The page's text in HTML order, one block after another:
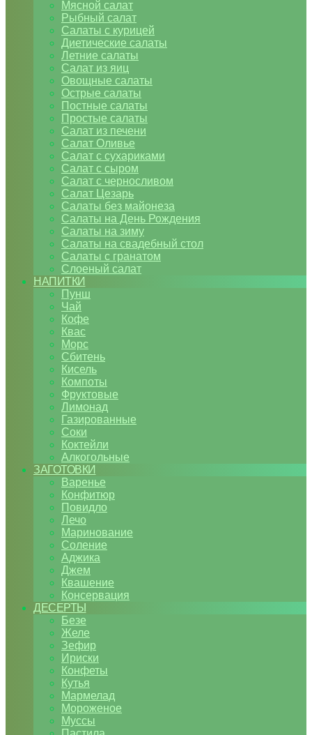
Мясной салат
Рыбный салат
Салаты с курицей
Диетические салаты
Летние салаты
Салат из яиц
Овощные салаты
Острые салаты
Постные салаты
Простые салаты
Салат из печени
Салат Оливье
Салат с сухариками
Салат с сыром
Салат с черносливом
Салат Цезарь
Салаты без майонеза
Салаты на День Рождения
Салаты на зиму
Салаты на свадебный стол
Салаты с гранатом
Слоеный салат
НАПИТКИ
Пунш
Чай
Кофе
Квас
Морс
Сбитень
Кисель
Компоты
Фруктовые
Лимонад
Газированные
Соки
Коктейли
Алкогольные
ЗАГОТОВКИ
Варенье
Конфитюр
Повидло
Лечо
Маринование
Соление
Аджика
Джем
Квашение
Консервация
ДЕСЕРТЫ
Безе
Желе
Зефир
Ириски
Конфеты
Кутья
Мармелад
Мороженое
Муссы